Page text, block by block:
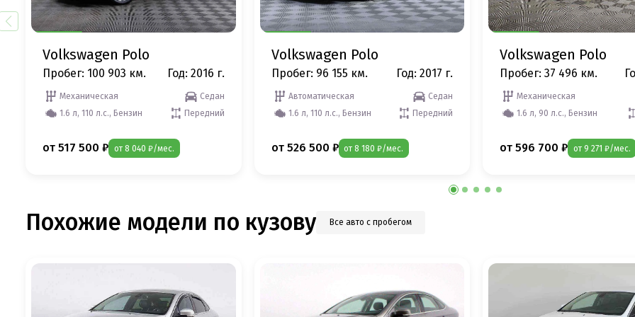
Volkswagen Polo
Пробег: 100 903 км. Год: 2016 г.
Механическая
Седан
1.6 л, 110 л.с., Бензин
Передний
от 517 500 ₽ от 8 040 ₽/мес.
Volkswagen Polo
Пробег: 96 155 км. Год: 2017 г.
Автоматическая
Седан
1.6 л, 110 л.с., Бензин
Передний
от 526 500 ₽ от 8 180 ₽/мес.
Volkswagen Polo
Пробег: 37 496 км.
Механическая
1.6 л, 90 л.с., Бензин
от 596 700 ₽ от 9 271 ₽/мес.
Похожие модели по кузову Все авто с пробегом